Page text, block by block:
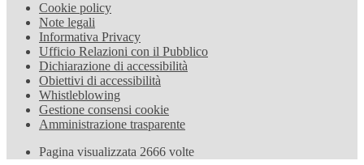
Cookie policy
Note legali
Informativa Privacy
Ufficio Relazioni con il Pubblico
Dichiarazione di accessibilità
Obiettivi di accessibilità
Whistleblowing
Gestione consensi cookie
Amministrazione trasparente
Pagina visualizzata 2666 volte